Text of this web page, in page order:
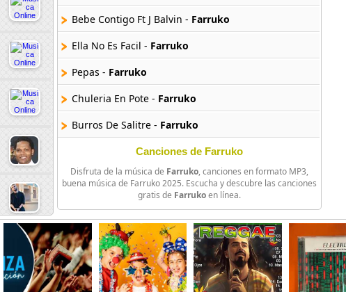
Bebe Contigo Ft J Balvin - Farruko
Ella No Es Facil - Farruko
Pepas - Farruko
Chuleria En Pote - Farruko
Burros De Salitre - Farruko
Profugo Ft D Ozi Y Kelmitt -Farruko
Krippy Kush -Farruko
No Soy Ft Nicky Jam -
La Toxica (Remix) -Farruko
Pa Olvidarte (Remix) -Farruko
Interesada Ft Luigi 21 Plus -Farruko
Canciones de Farruko
Disfruta de la música de Farruko, canciones en formato MP3,
buena música de Farruko 2025. Escucha y descubre las canciones
gratis de Farrukoen línea.